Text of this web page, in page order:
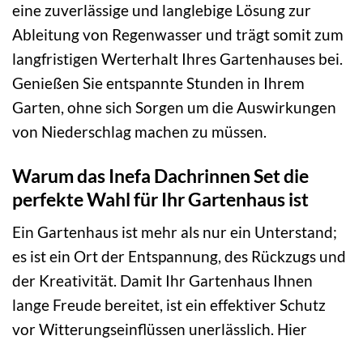
eine zuverlässige und langlebige Lösung zur
Ableitung von Regenwasser und trägt somit zum
langfristigen Werterhalt Ihres Gartenhauses bei.
Genießen Sie entspannte Stunden in Ihrem
Garten, ohne sich Sorgen um die Auswirkungen
von Niederschlag machen zu müssen.
Warum das Inefa Dachrinnen Set die
perfekte Wahl für Ihr Gartenhaus ist
Ein Gartenhaus ist mehr als nur ein Unterstand;
es ist ein Ort der Entspannung, des Rückzugs und
der Kreativität. Damit Ihr Gartenhaus Ihnen
lange Freude bereitet, ist ein effektiver Schutz
vor Witterungseinflüssen unerlässlich. Hier